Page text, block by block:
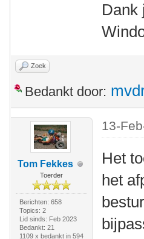
Dank
Zoek
Bedankt door:
Tom Fekkes
Toerder
Berichten: 658
Topics: 2
Lid sinds: Feb 2023
Bedankt: 21
1109 x bedankt in 594
13-
Het
het